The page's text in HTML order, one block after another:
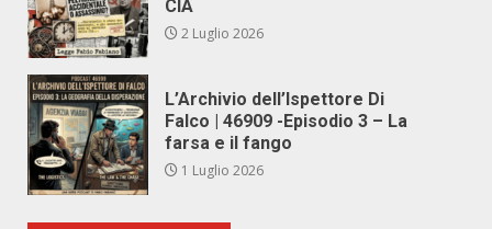
CIA
2 Luglio 2026
L’Archivio dell’Ispettore Di
Falco | 46909 -Episodio 3 – La
farsa e il fango
1 Luglio 2026